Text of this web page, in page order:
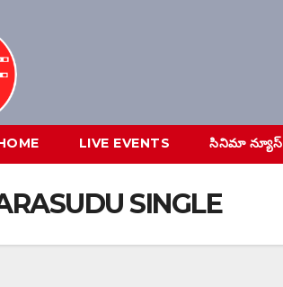
LIVE EVENTS సినిమా న్యూస్
SINGLE